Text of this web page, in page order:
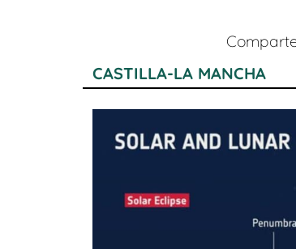
CASTILLA-LA MANCHA